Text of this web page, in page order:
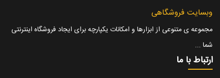
وبسایت فروشگاهی
مجموعه ی متنوعی از ابزارها و امکانات یکپارچه برای ایجاد فروشگاه اینترنتی
شما ...
ارتباط با ما